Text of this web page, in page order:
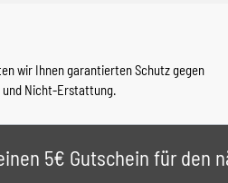
wir Ihnen garantierten Schutz gegen
Nicht-Erstattung.
5€ Gutschein für den